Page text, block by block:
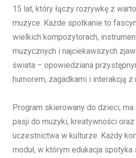
15 lat, który łączy rozrywkę z
muzyce. Każde spotkanie to
wielkich kompozytorach,
muzycznych i najciekawszych
świata – opowiedziana
humorem, zagadkami i interakcją z
Program skierowany do dzieci, ma
pasji do muzyki, kreatywności
uczestnictwa w kulturze. Każdy
moduł, w którym edukacja